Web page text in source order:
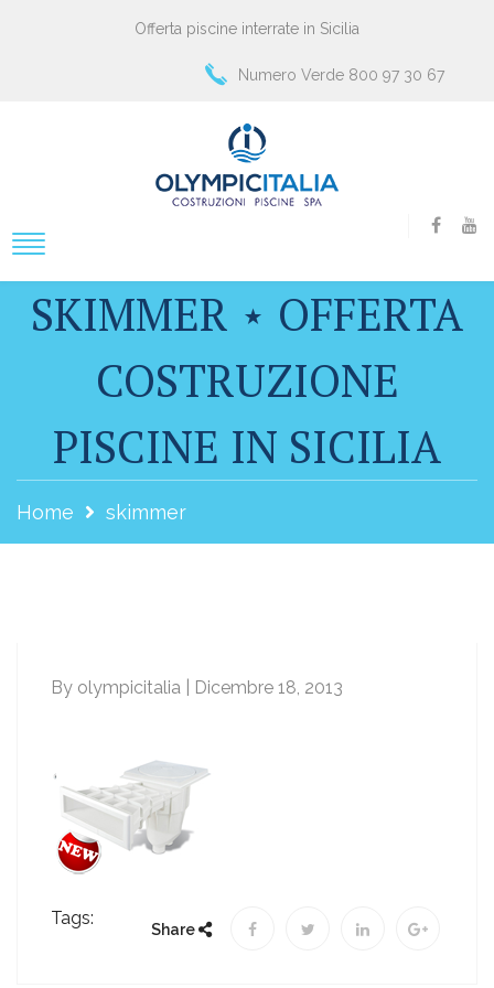
Offerta piscine interrate in Sicilia
Numero Verde 800 97 30 67
SKIMMER ⋆ OFFERTA
COSTRUZIONE
PISCINE IN SICILIA
Home skimmer
By olympicitalia | Dicembre 18, 2013
Tags:
Share